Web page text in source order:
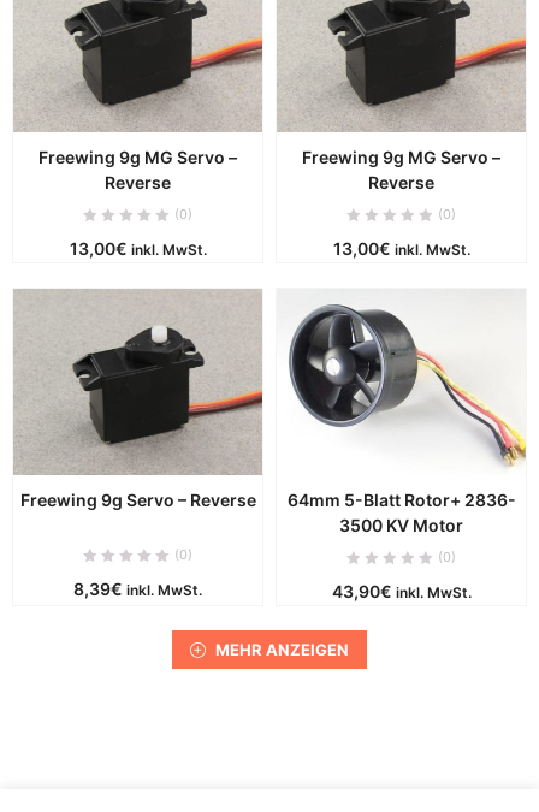
Freewing 9g MG Servo –
Reverse
(0)
13,00€ inkl. MwSt.
Freewing 9g MG Servo –
Reverse
(0)
13,00€ inkl. MwSt.
Freewing 9g Servo – Reverse
(0)
8,39€ inkl. MwSt.
64mm 5-Blatt Rotor+ 2836-
3500 KV Motor
(0)
43,90€ inkl. MwSt.
MEHR ANZEIGEN